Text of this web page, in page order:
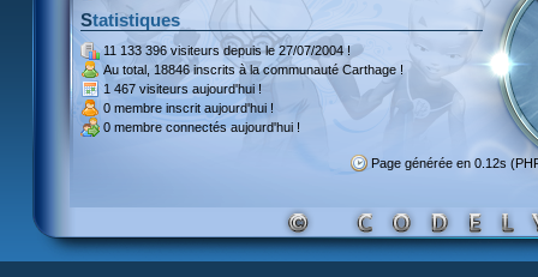
Statistiques
11 133 396 visiteursdepuis le 27/07/2004 !
Au total, 18846 inscritsà la communauté Carthage !
1 467 visiteurs aujourd'hui !
0 membre inscrit aujourd'hui !
0 membre connectés aujourd'hui !
Page générée en 0.12s